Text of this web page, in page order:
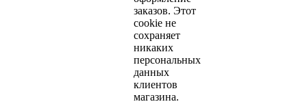
заказов. Этот
cookie не
сохраняет
никаких
персональных
данных
клиентов
магазина.